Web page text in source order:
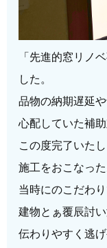
「先進的窓リノ
した。
品物の納期遅延
心配していた補
この度完了いたし
施工をおこなっ
当時にのこだわ
建物とぁ覆辰討
伝わりやすく逃